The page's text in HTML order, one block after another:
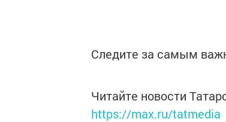
Следите за самым
Читайте новости
https://max.ru/tatmedia